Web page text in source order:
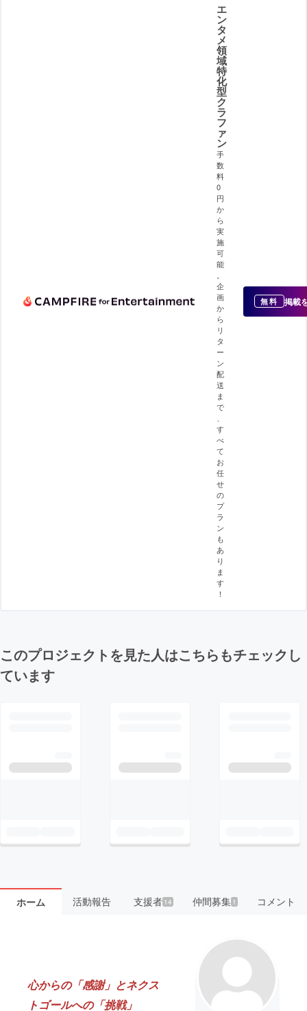
エ
ン
タ
メ
領
域
特
化
型
ク
ラ
フ
ァ
ン
手
数
料
0
円
か
ら
実
施
可
能
企
画
か
ら
リ
タ
ー
ン
配
送
ま
で
す
べ
て
お
任
せ
の
プ
ラ
ン
も
あ
り
ま
す
！
無料 掲載
このプロジェクトを見た人はこちらもチェックし
ています
ホーム 活動報告 支援者 14 仲間募集 1 コメント
心からの「感謝」とネクス
トゴールへの「挑戦」